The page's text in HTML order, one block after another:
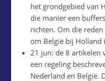
het grondgebied van
die manier een
richten. Om die
om België bij Holland
21 jun: de 8 artikelen
een regeling
Nederland en België.